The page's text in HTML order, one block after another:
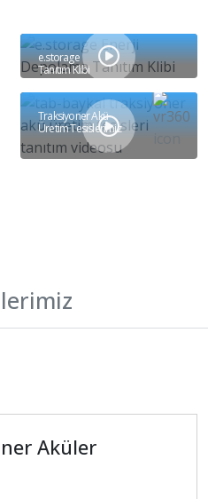
e.storage
Tanıtım Klibi
Traksiyoner Akü
Üretim Tesislerimiz
Aküler